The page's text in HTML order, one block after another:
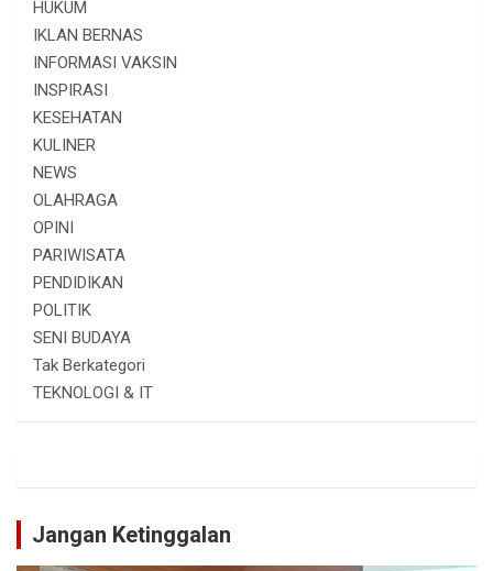
HUKUM
IKLAN BERNAS
INFORMASI VAKSIN
INSPIRASI
KESEHATAN
KULINER
NEWS
OLAHRAGA
OPINI
PARIWISATA
PENDIDIKAN
POLITIK
SENI BUDAYA
Tak Berkategori
TEKNOLOGI & IT
Jangan Ketinggalan